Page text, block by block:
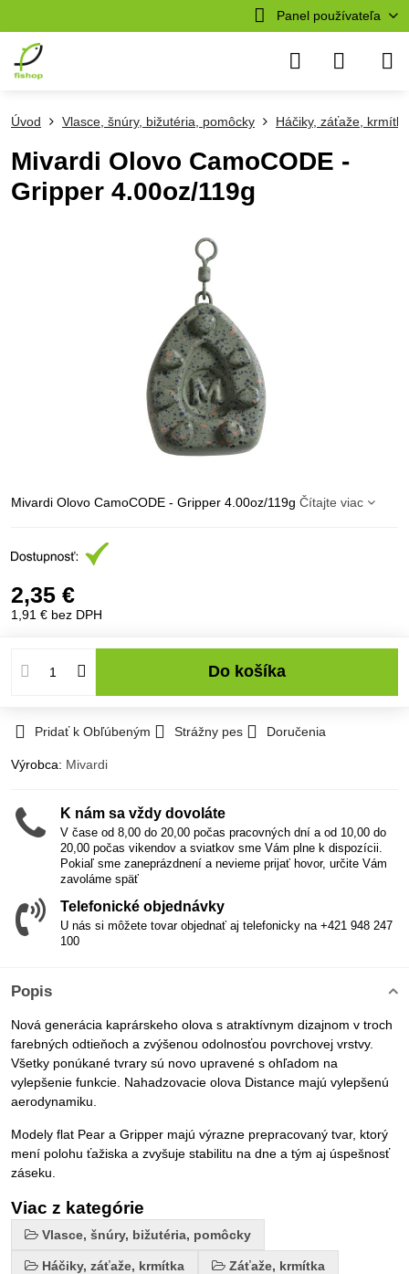
Panel používateľa
Úvod Vlasce, šnúry, bižutéria, pomôcky Háčiky, záťaže, krmítka
Mivardi Olovo CamoCODE -
Gripper 4.00oz/119g
Mivardi Olovo CamoCODE - Gripper 4.00oz/119g Čítajte viac
2,35 €
1,91 € bez DPH
Do košíka
Pridať k Obľúbeným Strážny pes Doručenia
Výrobca: Mivardi
K nám sa vždy dovoláte
V čase od 8,00 do 20,00 počas pracovných dní a od 10,00 do
20,00 počas vikendov a sviatkov sme Vám plne k dispozícii.
Pokiaľ sme zaneprázdnení a nevieme prijať hovor, určite Vám
zavoláme späť
Telefonické objednávky
U nás si môžete tovar objednať aj telefonicky na +421 948 247
100
Popis
Nová generácia kaprárskeho olova s atraktívnym dizajnom v troch
farebných odtieňoch a zvýšenou odolnosťou povrchovej vrstvy.
Všetky ponúkané tvrary sú novo upravené s ohľadom na
vylepšenie funkcie. Nahadzovacie olova Distance majú vylepšenú
aerodynamiku.
Modely flat Pear a Gripper majú výrazne prepracovaný tvar, ktorý
mení polohu ťažiska a zvyšuje stabilitu na dne a tým aj úspešnosť
záseku.
Viac z kategórie
Vlasce, šnúry, bižutéria, pomôcky
Háčiky, záťaže, krmítka Záťaže, krmítka